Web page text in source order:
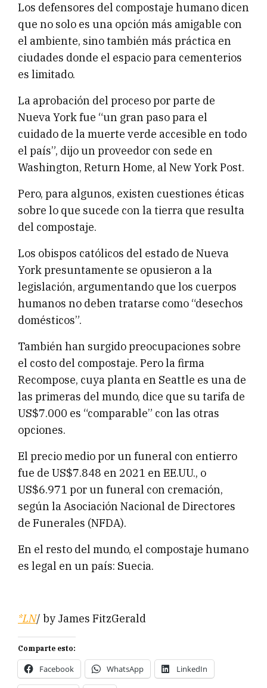
Los defensores del compostaje humano dicen
que no solo es una opción más amigable con
el ambiente, sino también más práctica en
ciudades donde el espacio para cementerios
es limitado.
La aprobación del proceso por parte de
Nueva York fue “un gran paso para el
cuidado de la muerte verde accesible en todo
el país”, dijo un proveedor con sede en
Washington, Return Home, al New York Post.
Pero, para algunos, existen cuestiones éticas
sobre lo que sucede con la tierra que resulta
del compostaje.
Los obispos católicos del estado de Nueva
York presuntamente se opusieron a la
legislación, argumentando que los cuerpos
humanos no deben tratarse como “desechos
domésticos”.
También han surgido preocupaciones sobre
el costo del compostaje. Pero la firma
Recompose, cuya planta en Seattle es una de
las primeras del mundo, dice que su tarifa de
US$7.000 es “comparable” con las otras
opciones.
El precio medio por un funeral con entierro
fue de US$7.848 en 2021 en EE.UU., o
US$6.971 por un funeral con cremación,
según la Asociación Nacional de Directores
de Funerales (NFDA).
En el resto del mundo, el compostaje humano
es legal en un país: Suecia.
*LN/ by James FitzGerald
Comparte esto:
Facebook WhatsApp LinkedIn